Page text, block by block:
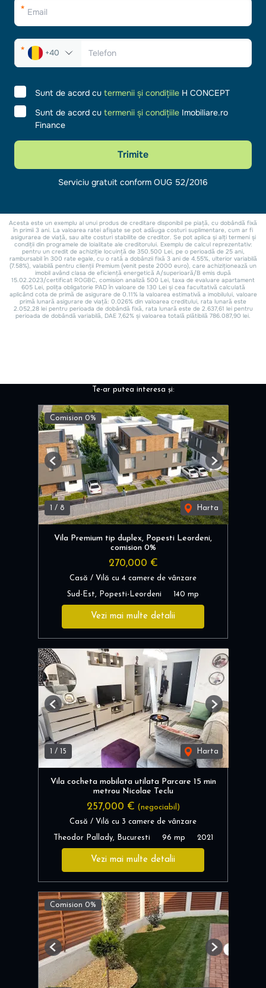
Te-ar putea interesa și:
Comision 0%
/ 8 Harta
Previous Next
Vila Premium tip duplex, Popesti Leordeni,
comision 0%
270,000 €
Casă / Vilă cu 4 camere de vânzare
Sud-Est, Popesti-Leordeni 140 mp
Vezi mai multe detalii
1 / 15 Harta
Previous Next
Vila cocheta mobilata utilata Parcare 15 min
metrou Nicolae Teclu
257,000 € (negociabil)
Casă / Vilă cu 3 camere de vânzare
Theodor Pallady, Bucuresti 96 mp 2021
Vezi mai multe detalii
Comision 0%
Previous Next